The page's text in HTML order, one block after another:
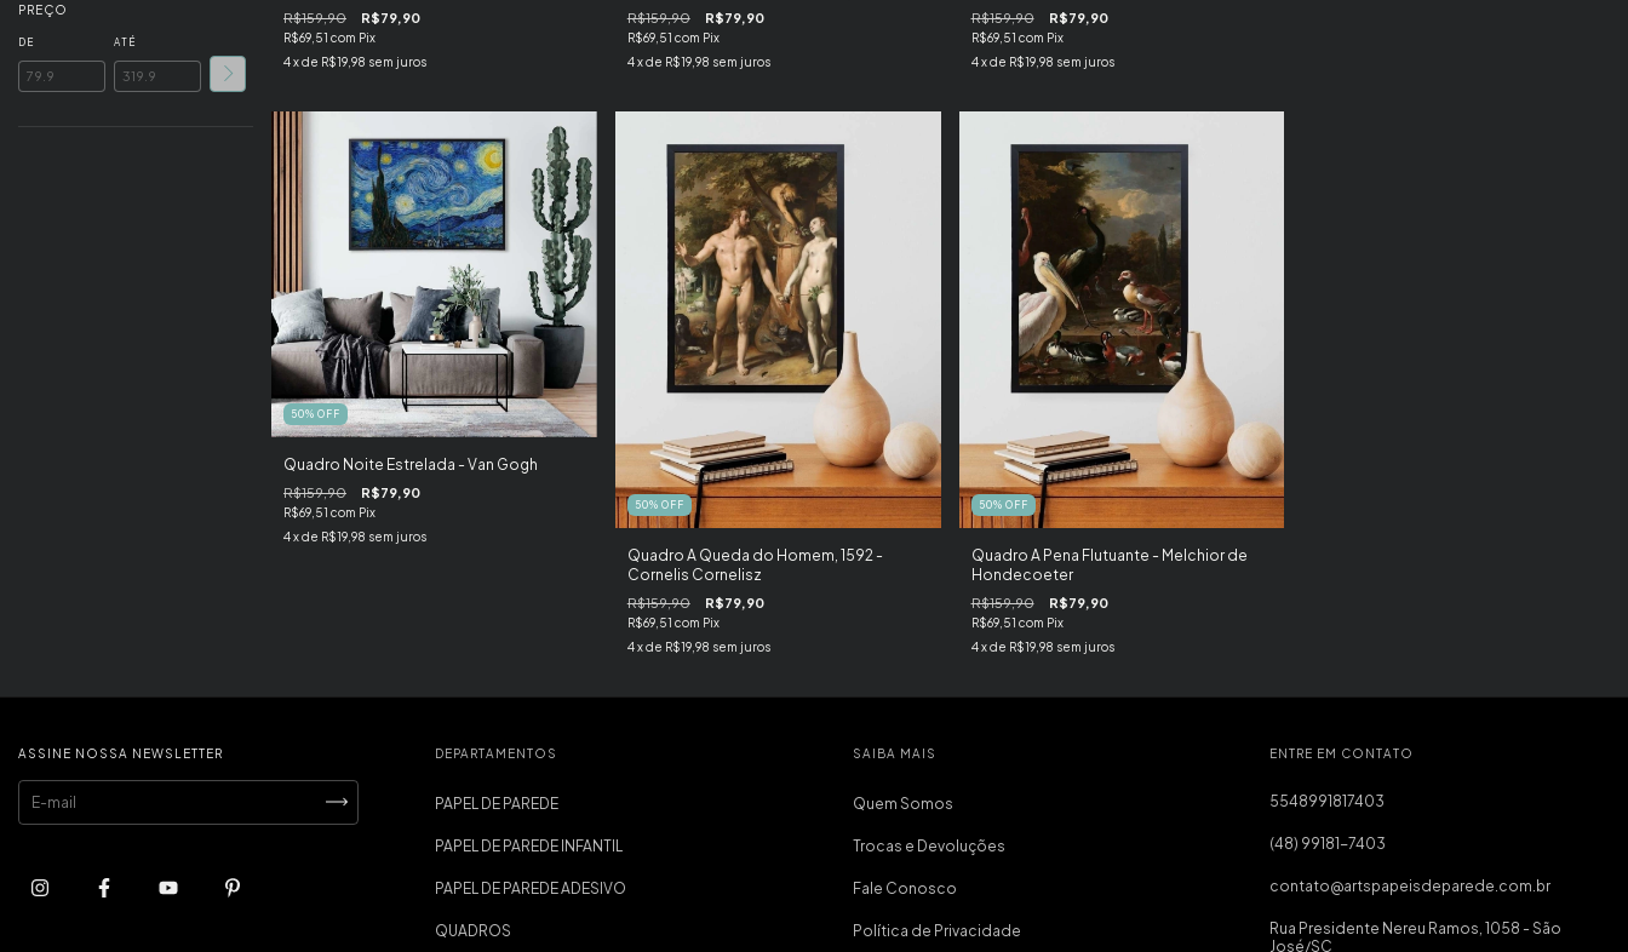
PREÇO
DE ATÉ
R$159,90 R$79,90
R$69,51 com Pix
4x de R$19,98 sem juros
R$159,90 R$79,90
R$69,51 com Pix
4x de R$19,98 sem juros
R$159,90 R$79,90
R$69,51 com Pix
4 x de R$19,98 sem juros
50% OFF
Quadro Noite Estrelada - Van Gogh
R$159,90 R$79,90
R$69,51 com Pix
4x de R$19,98 sem juros
50% OFF
Quadro A Queda do Homem, 1592 -
Cornelis Cornelisz
R$159,90 R$79,90
R$69,51 com Pix
4x de R$19,98 sem juros
50% OFF
Quadro A Pena Flutuante - Melchior de
Hondecoeter
R$159,90 R$79,90
R$69,51 com Pix
4 x de R$19,98 sem juros
ASSINE NOSSA NEWSLETTER DEPARTAMENTOS
PAPEL DE PAREDE
PAPEL DE PAREDE INFANTIL
PAPEL DE PAREDE ADESIVO
QUADROS
SAIBA MAIS
Quem Somos
Trocas e Devoluções
Fale Conosco
Política de Privacidade
ENTRE EM CONTATO
5548991817403
(48) 99181-7403
contato@artspapeisdeparede.com.br
Rua Presidente Nereu Ramos, 1058 - São
José/SC